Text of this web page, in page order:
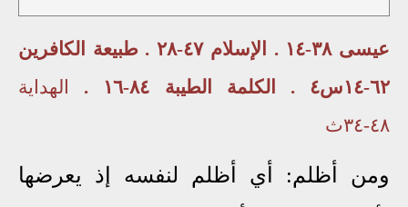
عيسى ٣٨-١٤ . الإسلام ٤٧-٢٨ . طبيعة الكافرين
٦٢-١٤س٤ . الكلمة الطيبة ٨٤-١٦ .
الهداية
٤٨-٣٤ث
ومن أظلم: أي أظلم لنفسه إذ يعرضها